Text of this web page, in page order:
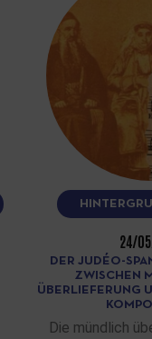
24/
DER JUDÉO-
ZWISCHEN
ÜBERLIEFERUNG
Die mündlich